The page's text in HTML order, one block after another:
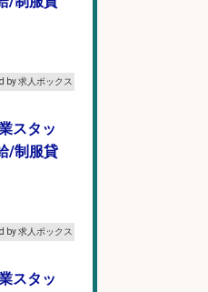
by 求人ボックス
スタッ
/制服貸
by 求人ボックス
スタッ